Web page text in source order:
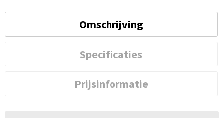
Omschrijving
Specificaties
Prijsinformatie